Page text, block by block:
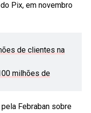
Pix, em novembro
de clientes na
milhões de
Febraban sobre